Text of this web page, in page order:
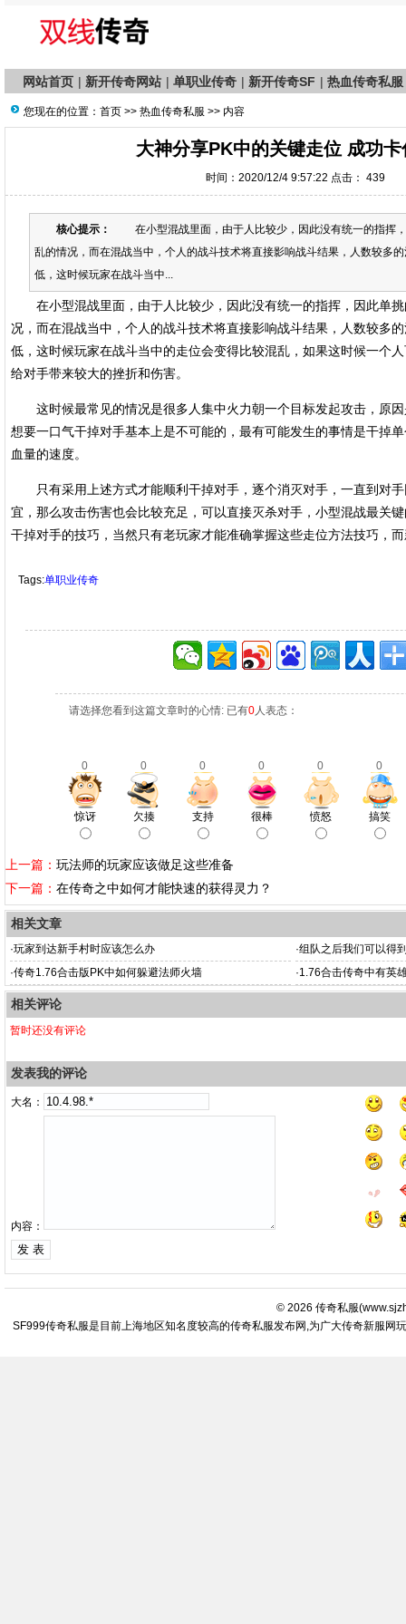
网站首页 | 新开传奇网站 | 单职业传奇 | 新开传奇SF | 热血传奇私服
您现在的位置： 首页 >> 热血传奇私服 >> 内容
大神分享PK中的关键走位 成功卡
时间：2020/12/4 9:57:22 点击： 439
核心提示：
在小型混战里面，由于人比较少，因此没有统一的指挥
乱的情况，而在混战当中，个人的战斗技术将直接影响战斗结果，人数较多
低，这时候玩家在战斗当中...
在小型混战里面，由于人比较少，因此没有统一的指挥，因此单挑
况，而在混战当中，个人的战斗技术将直接影响战斗结果，人数较多
低，这时候玩家在战斗当中的走位会变得比较混乱，如果这时候一个
给对手带来较大的挫折和伤害。
这时候最常见的情况是很多人集中火力朝一个目标发起攻击，原因
想要一口气干掉对手基本上是不可能的，最有可能发生的事情是干掉
血量的速度。
只有采用上述方式才能顺利干掉对手，逐个消灭对手，一直到对手
宜，那么攻击伤害也会比较充足，可以直接灭杀对手，小型混战最关
干掉对手的技巧，当然只有老玩家才能准确掌握这些走位方法技巧，
Tags:单职业传奇
请选择您看到这篇文章时的心情: 已有0人表态：
0 0 0 0 0 0
惊讶 欠揍 支持 很棒 愤怒 搞笑
上一篇： 玩法师的玩家应该做足这些准备
下一篇： 在传奇之中如何才能快速的获得灵力？
相关文章
·玩家到达新手村时应该怎么办 ·组队之后我们可以得
·传奇1.76合击版PK中如何躲避法师火墙 ·1.76合击传奇中有英
相关评论
暂时还没有评论
发表我的评论
大名：
内容：
© 2026 传奇私服(
SF999传奇私服是目前上海地区知名度较高的传奇私服发布网,为广大传奇新服